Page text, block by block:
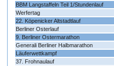
BBM Langstaffeln Teil 1/Stundenlauf
Werfertag
22. Köpenicker Altstadtlauf
Berliner Osterlauf
9. Berliner Ostermarathon
Generali Berliner Halbmarathon
Läuferwettkampf
37. Frohnaulauf